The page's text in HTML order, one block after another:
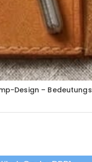
Design –